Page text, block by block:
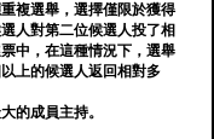
複選舉，選擇僅限於獲得
人對第二位候選人投了相
中，在這種情況下，選舉
上的候選人返回相對多
的成員主持。